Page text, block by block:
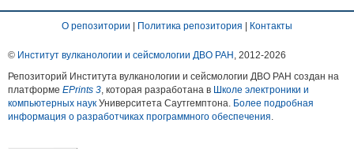
О репозитории Политика репозитория Контакты
© Институт вулканологии и сейсмологии ДВО РАН , 2012-2026
Репозиторий Института вулканологии и сейсмологии ДВО РАН создан на
платформе EPrints 3, которая разработана в Школе электроники и
компьютерных наук Университета Саутгемптона. Более подробная
информация о разработчиках программного обеспечения.